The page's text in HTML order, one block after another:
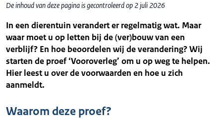
De inhoud van deze pagina is gecontroleerd op 2 juli 2026
In een dierentuin verandert er regelmatig wat. Maar
waar moet u op letten bij de (ver)bouw van een
verblijf? En hoe beoordelen wij de verandering? Wij
starten de proef ‘Vooroverleg’ om u op weg te helpen.
Hier leest u over de voorwaarden en hoe u zich
aanmeldt.
Waarom deze proef?